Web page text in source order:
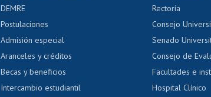
Servicio médico y dental
Pago de arancel y crédito alumnos
Pago de arancel y crédito exalumnos
Certificado de títulos y grados
DEMRE
Postulaciones
Admisión especial
Aranceles y créditos
Becas y beneficios
Intercambio estudiantil
Rectoría
Consejo
Senado
Consejo de
Facultades e
Hospital Clínico